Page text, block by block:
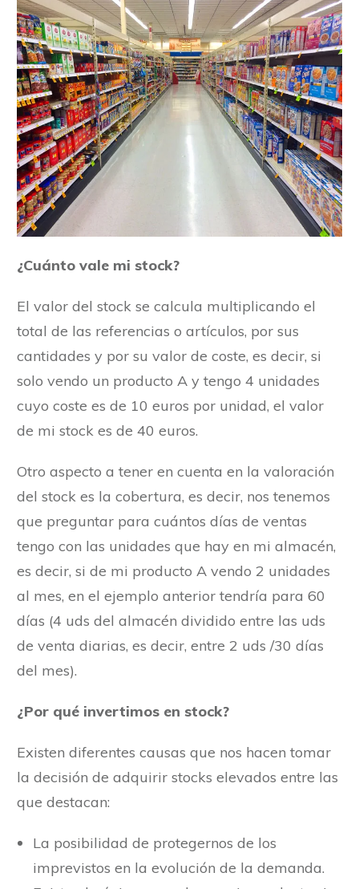
¿Cuánto vale mi stock?
El valor del stock se calcula multiplicando el
total de las referencias o artículos, por sus
cantidades y por su valor de coste, es decir, si
solo vendo un producto A y tengo 4 unidades
cuyo coste es de 10 euros por unidad, el valor
de mi stock es de 40 euros.
Otro aspecto a tener en cuenta en la valoración
del stock es la cobertura, es decir, nos tenemos
que preguntar para cuántos días de ventas
tengo con las unidades que hay en mi almacén,
es decir, si de mi producto A vendo 2 unidades
al mes, en el ejemplo anterior tendría para 60
días (4 uds del almacén dividido entre las uds
de venta diarias, es decir, entre 2 uds /30 días
del mes).
¿Por qué invertimos en stock?
Existen diferentes causas que nos hacen tomar
la decisión de adquirir stocks elevados entre las
que destacan:
La posibilidad de protegernos de los
imprevistos en la evolución de la demanda.